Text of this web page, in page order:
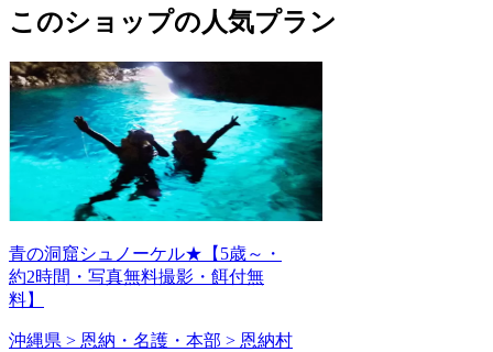
このショップの人気プラン
青の洞窟シュノーケル★【5歳～・
約2時間・写真無料撮影・餌付無
料】
沖縄県 > 恩納・名護・本部 > 恩納村